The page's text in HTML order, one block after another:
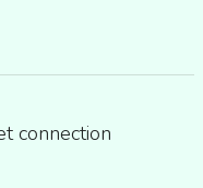
connection